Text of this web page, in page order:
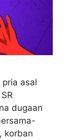
pria asal
dugaan
korban